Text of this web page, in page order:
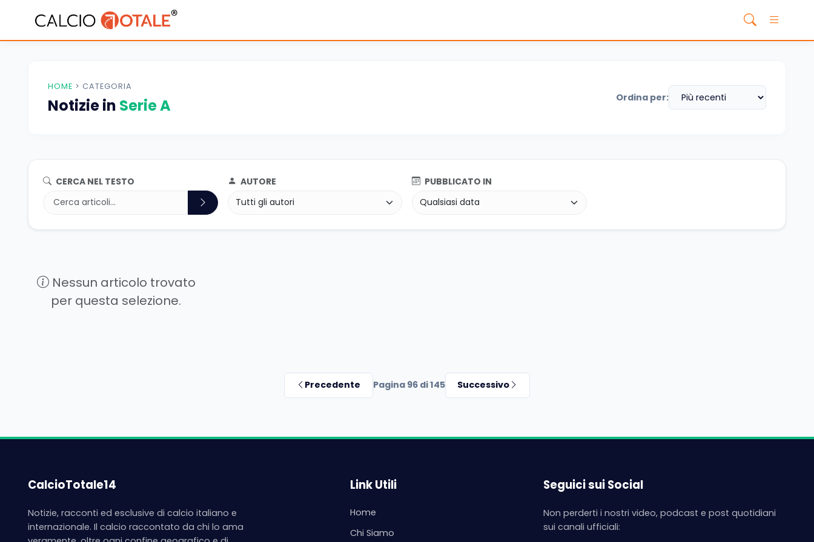
HOME > CATEGORIA
Notizie in Serie A Ordina per:
CERCA NEL TESTO AUTORE PUBBLICATO IN
Nessun articolo trovato
per questa selezione.
Precedente Pagina 96 di 145 Successivo
CalcioTotale14
Notizie, racconti ed esclusive di calcio italiano e
internazionale. Il calcio raccontato da chi lo ama
Link Utili
Home
Chi Siamo
Seguici sui Social
Non perderti i nostri video, podcast e post quotidiani
sui canali ufficiali: